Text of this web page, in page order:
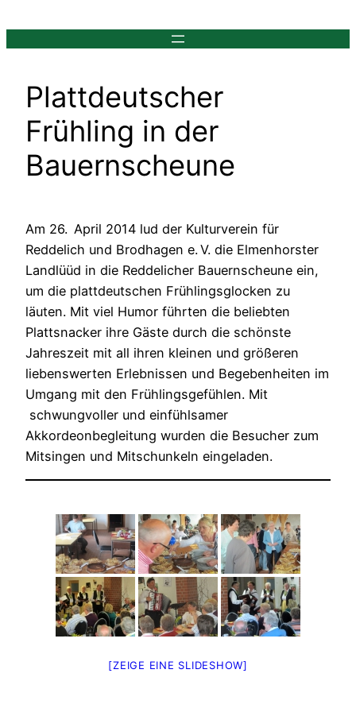
Plattdeutscher
Frühling in der
Bauernscheune
Am 26. April 2014 lud der Kulturverein für
Reddelich und Brodhagen e. V. die Elmenhorster
Landlüüd in die Reddelicher Bauernscheune ein,
um die plattdeutschen Frühlingsglocken zu
läuten. Mit viel Humor führten die beliebten
Plattsnacker ihre Gäste durch die schönste
Jahreszeit mit all ihren kleinen und größeren
liebenswerten Erlebnissen und Begebenheiten im
Umgang mit den Frühlingsgefühlen. Mit
schwungvoller und einfühlsamer
Akkordeonbegleitung wurden die Besucher zum
Mitsingen und Mitschunkeln eingeladen.
[ZEIGE EINE SLIDESHOW]